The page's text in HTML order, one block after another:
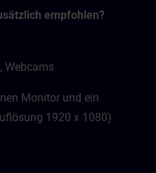
empfohlen?
Webcams
Monitor und ein
1920 x 1080)